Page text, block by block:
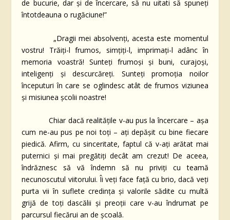
de bucurie, dar și de încercare, să nu uitati să spuneți
întotdeauna o rugăciune!”
„Dragii mei absolvenți, acesta este momentul
vostru! Trăiți-l frumos, simțiți-l, imprimați-l adânc în
memoria voastră! Sunteți frumoși și buni, curajoși,
inteligenți și descurcăreți. Sunteți promoția noilor
începuturi în care se oglindesc atât de frumos viziunea
și misiunea școlii noastre!
Chiar dacă realitățile v-au pus la încercare – așa
cum ne-au pus pe noi toți – ați depășit cu bine fiecare
piedică. Afirm, cu sinceritate, faptul că v-ați arătat mai
puternici și mai pregătiți decât am crezut! De aceea,
îndrăznesc să vă îndemn să nu priviți cu teamă
necunoscutul viitorului. Îi veți face față cu brio, dacă veți
purta vii în suflete credința și valorile sădite cu multă
grijă de toți dascălii și preoții care v-au îndrumat pe
parcursul fiecărui an de școală.